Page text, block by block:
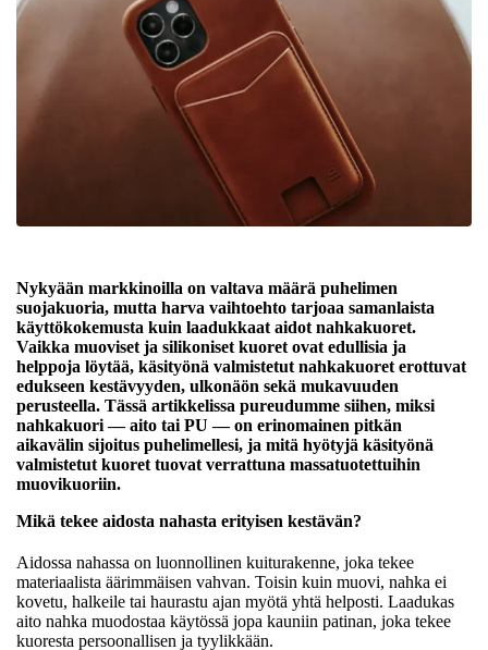
Nykyään markkinoilla on valtava määrä puhelimen
suojakuoria, mutta harva vaihtoehto tarjoaa samanlaista
käyttökokemusta kuin laadukkaat aidot nahkakuoret.
Vaikka muoviset ja silikoniset kuoret ovat edullisia ja
helppoja löytää, käsityönä valmistetut nahkakuoret erottuvat
edukseen kestävyyden, ulkonäön sekä mukavuuden
perusteella. Tässä artikkelissa pureudumme siihen, miksi
nahkakuori — aito tai PU — on erinomainen pitkän
aikavälin sijoitus puhelimellesi, ja mitä hyötyjä käsityönä
valmistetut kuoret tuovat verrattuna massatuotettuihin
muovikuoriin.
Mikä tekee aidosta nahasta erityisen kestävän?
Aidossa nahassa on luonnollinen kuiturakenne, joka tekee
materiaalista äärimmäisen vahvan. Toisin kuin muovi, nahka ei
kovetu, halkeile tai haurastu ajan myötä yhtä helposti. Laadukas
aito nahka muodostaa käytössä jopa kauniin patinan, joka tekee
kuoresta persoonallisen ja tyylikkään.